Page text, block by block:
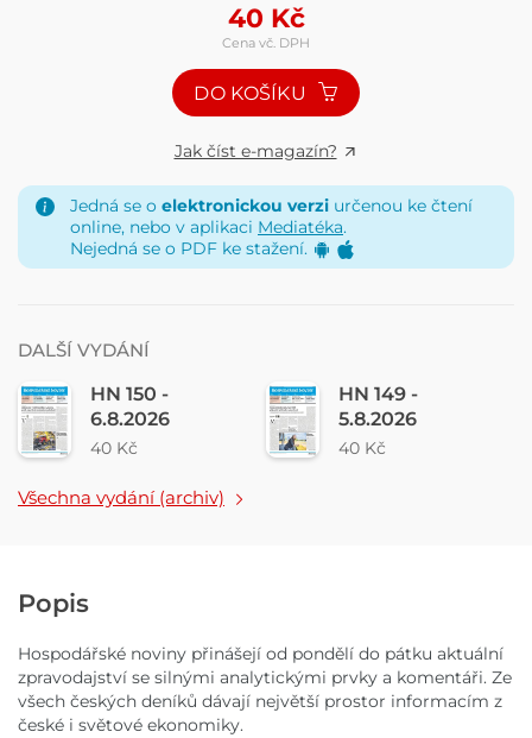
40 Kč
Cena vč. DPH
DO KOŠÍKU
Jak číst e-magazín?
Jedná se o elektronickou verzi určenou ke čtení
online, nebo v aplikaci Mediatéka.
Nejedná se o PDF ke stažení.
DALŠÍ VYDÁNÍ
HN 150 -
6.8.2026
40 Kč
HN 149 -
5.8.2026
40 Kč
Všechna vydání (archiv)
Popis
Hospodářské noviny přinášejí od pondělí do pátku aktuální
zpravodajství se silnými analytickými prvky a komentáři. Ze
všech českých deníků dávají největší prostor informacím z
české i světové ekonomiky.